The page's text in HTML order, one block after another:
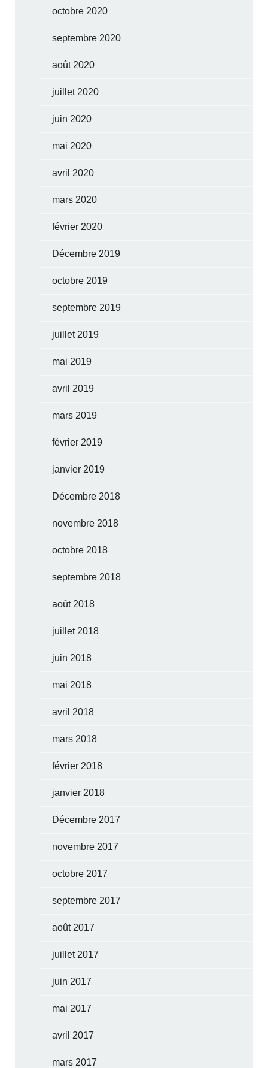
octobre 2020
septembre 2020
août 2020
juillet 2020
juin 2020
mai 2020
avril 2020
mars 2020
février 2020
Décembre 2019
octobre 2019
septembre 2019
juillet 2019
mai 2019
avril 2019
mars 2019
février 2019
janvier 2019
Décembre 2018
novembre 2018
octobre 2018
septembre 2018
août 2018
juillet 2018
juin 2018
mai 2018
avril 2018
mars 2018
février 2018
janvier 2018
Décembre 2017
novembre 2017
octobre 2017
septembre 2017
août 2017
juillet 2017
juin 2017
mai 2017
avril 2017
mars 2017